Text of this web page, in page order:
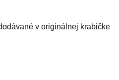
v originálnej krabičke